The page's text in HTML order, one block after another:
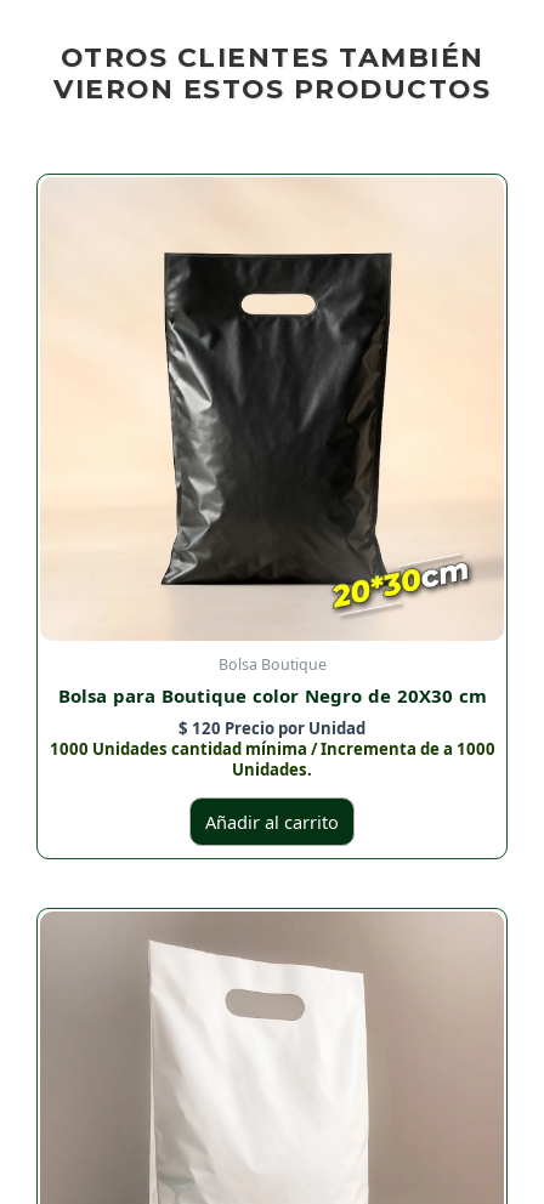
OTROS CLIENTES TAMBIÉN
VIERON ESTOS PRODUCTOS
Bolsa Boutique
Bolsa para Boutique color Negro de 20X30 cm
$ 120 Precio por Unidad
1000 Unidades cantidad mínima / Incrementa de a 1000
Unidades.
Añadir al carrito